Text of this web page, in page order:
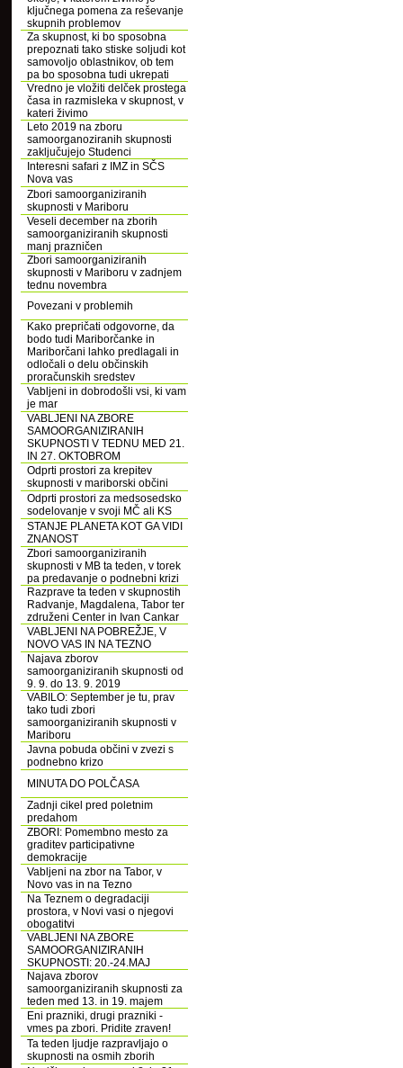
ključnega pomena za reševanje
skupnih problemov
Za skupnost, ki bo sposobna
prepoznati tako stiske soljudi kot
samovoljo oblastnikov, ob tem
pa bo sposobna tudi ukrepati
Vredno je vložiti delček prostega
časa in razmisleka v skupnost, v
kateri živimo
Leto 2019 na zboru
samoorganoziranih skupnosti
zaključujejo Studenci
Interesni safari z IMZ in SČS
Nova vas
Zbori samoorganiziranih
skupnosti v Mariboru
Veseli december na zborih
samoorganiziranih skupnosti
manj prazničen
Zbori samoorganiziranih
skupnosti v Mariboru v zadnjem
tednu novembra
Povezani v problemih
Kako prepričati odgovorne, da
bodo tudi Mariborčanke in
Mariborčani lahko predlagali in
odločali o delu občinskih
proračunskih sredstev
Vabljeni in dobrodošli vsi, ki vam
je mar
VABLJENI NA ZBORE
SAMOORGANIZIRANIH
SKUPNOSTI V TEDNU MED 21.
IN 27. OKTOBROM
Odprti prostori za krepitev
skupnosti v mariborski občini
Odprti prostori za medsosedsko
sodelovanje v svoji MČ ali KS
STANJE PLANETA KOT GA VIDI
ZNANOST
Zbori samoorganiziranih
skupnosti v MB ta teden, v torek
pa predavanje o podnebni krizi
Razprave ta teden v skupnostih
Radvanje, Magdalena, Tabor ter
združeni Center in Ivan Cankar
VABLJENI NA POBREŽJE, V
NOVO VAS IN NA TEZNO
Najava zborov
samoorganiziranih skupnosti od
9. 9. do 13. 9. 2019
VABILO: September je tu, prav
tako tudi zbori
samoorganiziranih skupnosti v
Mariboru
Javna pobuda občini v zvezi s
podnebno krizo
MINUTA DO POLČASA
Zadnji cikel pred poletnim
predahom
ZBORI: Pomembno mesto za
graditev participativne
demokracije
Vabljeni na zbor na Tabor, v
Novo vas in na Tezno
Na Teznem o degradaciji
prostora, v Novi vasi o njegovi
obogatitvi
VABLJENI NA ZBORE
SAMOORGANIZIRANIH
SKUPNOSTI: 20.-24.MAJ
Najava zborov
samoorganiziranih skupnosti za
teden med 13. in 19. majem
Eni prazniki, drugi prazniki -
vmes pa zbori. Pridite zraven!
Ta teden ljudje razpravljajo o
skupnosti na osmih zborih